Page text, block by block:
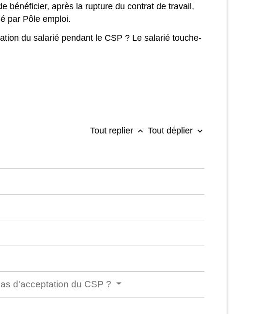
bénéficier, après la rupture du contrat de travail,
par Pôle emploi.
du salarié pendant le CSP ? Le salarié touche-
Tout replier keyboard_arrow_up Tout déplier keyboard_arrow_down
d'acceptation du CSP ?